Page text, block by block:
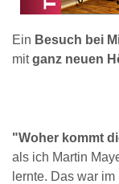
Ein Besuch bei
mitganz neuen
"Woher kommt
als ich Martin
lernte. Das war